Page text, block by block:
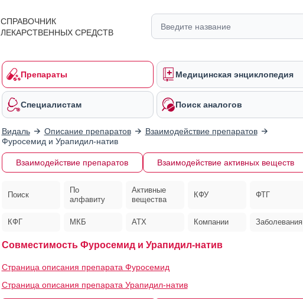
СПРАВОЧНИК
ЛЕКАРСТВЕННЫХ СРЕДСТВ
Препараты Медицинская энциклопедия
Специалистам Поиск аналогов
Видаль Описание препаратов
Взаимодействие препаратов
Фуросемид и Урапидил-натив
Взаимодействие препаратов Взаимодействие активных веществ
Поиск
По
алфавиту
Активные
вещества
КФУ ФТГ
КФГ МКБ АТХ Компании Заболевания
Совместимость Фуросемид и Урапидил-натив
Страница описания препарата Фуросемид
Страница описания препарата Урапидил-натив